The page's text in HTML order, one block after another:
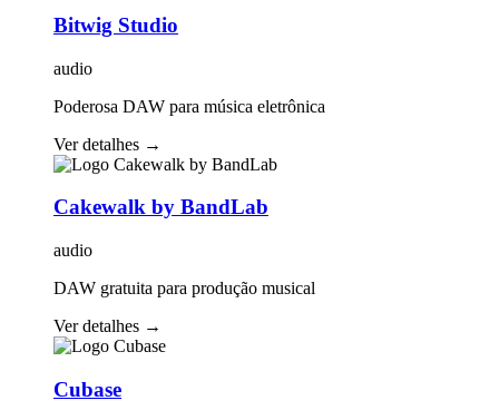
Bitwig Studio
audio
Poderosa DAW para música eletrônica
Ver detalhes →
Cakewalk by BandLab
audio
DAW gratuita para produção musical
Ver detalhes →
Cubase